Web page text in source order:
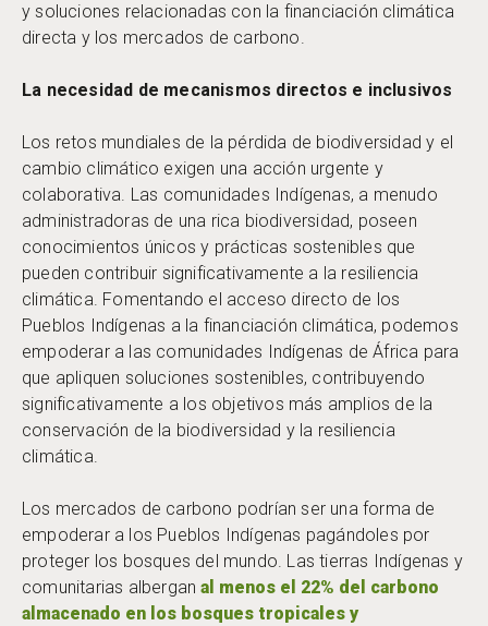
y soluciones relacionadas con la financiación climática
directa y los mercados de carbono.
La necesidad de mecanismos directos e inclusivos
Los retos mundiales de la pérdida de biodiversidad y el
cambio climático exigen una acción urgente y
colaborativa. Las comunidades Indígenas, a menudo
administradoras de una rica biodiversidad, poseen
conocimientos únicos y prácticas sostenibles que
pueden contribuir significativamente a la resiliencia
climática. Fomentando el acceso directo de los
Pueblos Indígenas a la financiación climática, podemos
empoderar a las comunidades Indígenas de África para
que apliquen soluciones sostenibles, contribuyendo
significativamente a los objetivos más amplios de la
conservación de la biodiversidad y la resiliencia
climática.
Los mercados de carbono podrían ser una forma de
empoderar a los Pueblos Indígenas pagándoles por
proteger los bosques del mundo. Las tierras Indígenas y
comunitarias alberganal menos el 22% del carbono
almacenado en los bosques tropicales y